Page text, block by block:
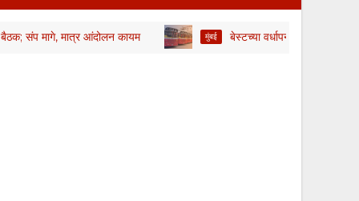
मागे, मात्र आंदोलन कायम मुंबई बेस्टच्या वर्धापनदिनी बसच्या धडकेत